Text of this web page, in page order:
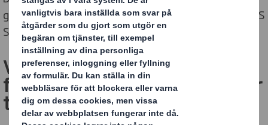
givande karriär med ett viktigt syfte - välkommen till DS
Smith. Vi kommer passa bra ihop.
Vi är ett globalt
förpackningsföretag som bidrar
till en mer hållbar värld